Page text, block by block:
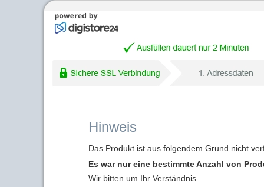
Hinweis
Das Produkt ist aus folgendem Grund nicht
Es war nur eine bestimmte Anzahl von
Wir bitten um Ihr Verständnis.